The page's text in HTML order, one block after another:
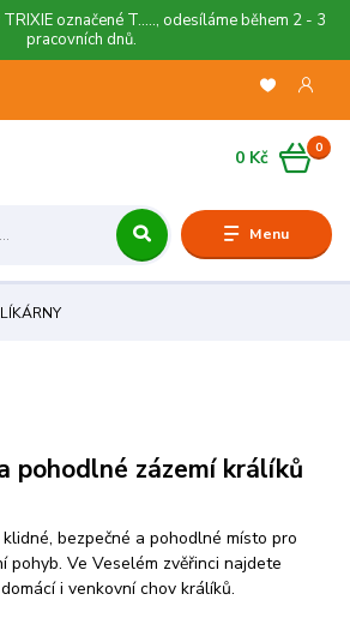
označené T....., odesíláme během 2 - 3
pracovních dnů.
Menu
0
0 Kč
pohodlné zázemí králíků
bezpečné a pohodlné místo pro
pohyb. Ve Veselém zvěřinci najdete
i venkovní chov králíků.